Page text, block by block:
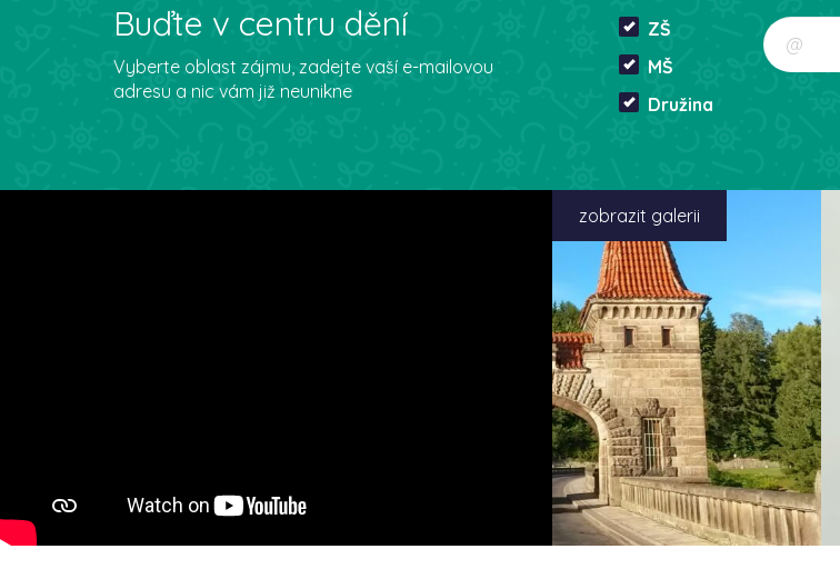
Buďte v centru dění
Vyberte oblast zájmu, zadejte vaší e-mailovou
adresu a nic vám již neunikne
ZŠ
MŠ
Družina
zobrazit galerii